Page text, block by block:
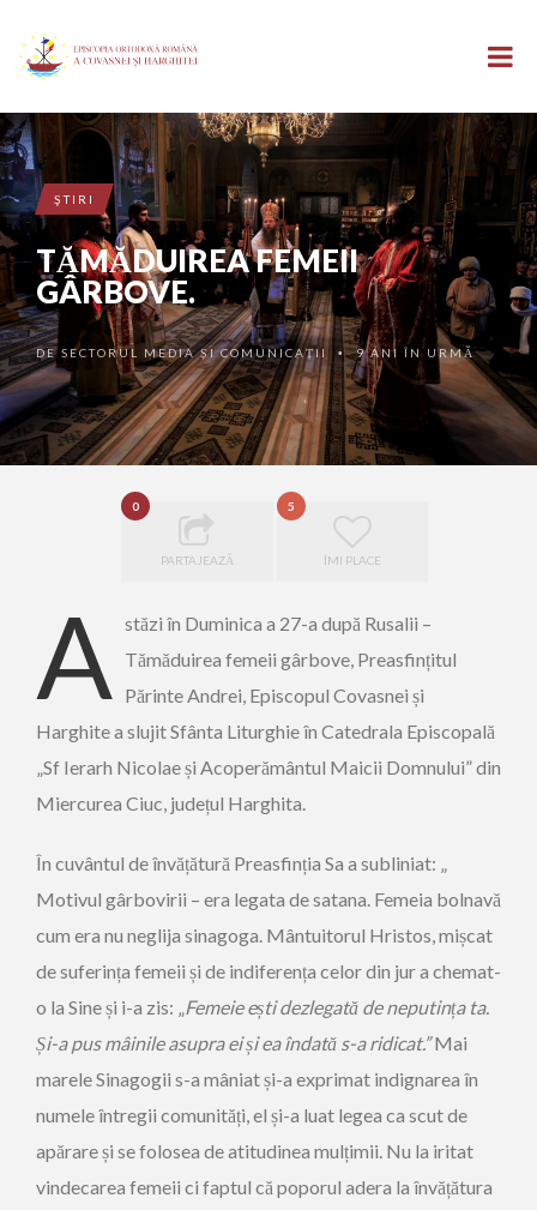
ŞTIRI
TĂMĂDUIREA FEMEII
GÂRBOVE.
DE SECTORUL MEDIA ȘI COMUNICAȚII •9 ANI ÎN URMĂ
0
PARTAJEAZĂ
5
ÎMI PLACE
A stăzi în Duminica a 27-a după Rusalii –
Tămăduirea femeii gârbove, Preasfințitul
Părinte Andrei, Episcopul Covasnei și
Harghite a slujit Sfânta Liturghie în Catedrala Episcopală
„Sf Ierarh Nicolae și Acoperământul Maicii Domnului” din
Miercurea Ciuc, județul Harghita.
În cuvântul de învățătură Preasfinția Sa a subliniat: „
Motivul gârbovirii – era legata de satana. Femeia bolnavă
cum era nu neglija sinagoga. Mântuitorul Hristos, mișcat
de suferința femeii și de indiferența celor din jur a chemat-
o la Sine și i-a zis: „Femeie ești dezlegată de neputința ta.
Și-a pus mâinile asupra ei și ea îndată s-a ridicat.”Mai
marele Sinagogii s-a mâniat și-a exprimat indignarea în
numele întregii comunități, el și-a luat legea ca scut de
apărare și se folosea de atitudinea mulțimii. Nu la iritat
vindecarea femeii ci faptul că poporul adera la învățătura